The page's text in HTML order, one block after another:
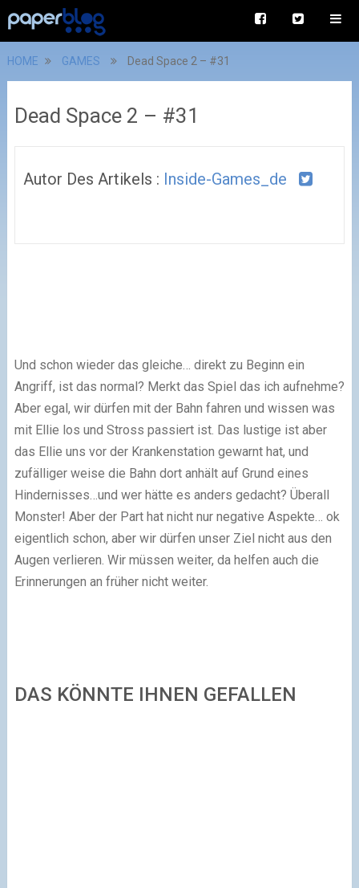
HOME GAMES Dead Space 2 – #31
Dead Space 2 – #31
Autor Des Artikels : Inside-Games_de
Und schon wieder das gleiche… direkt zu Beginn ein
Angriff, ist das normal? Merkt das Spiel das ich aufnehme?
Aber egal, wir dürfen mit der Bahn fahren und wissen was
mit Ellie los und Stross passiert ist. Das lustige ist aber
das Ellie uns vor der Krankenstation gewarnt hat, und
zufälliger weise die Bahn dort anhält auf Grund eines
Hindernisses…und wer hätte es anders gedacht? Überall
Monster! Aber der Part hat nicht nur negative Aspekte… ok
eigentlich schon, aber wir dürfen unser Ziel nicht aus den
Augen verlieren. Wir müssen weiter, da helfen auch die
Erinnerungen an früher nicht weiter.
DAS KÖNNTE IHNEN GEFALLEN